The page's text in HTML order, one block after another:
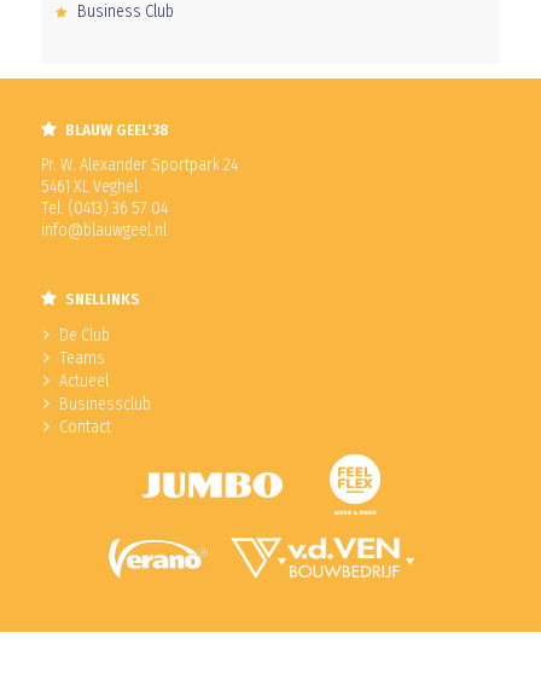
Business Club
BLAUW GEEL'38
Pr. W. Alexander Sportpark 24
5461 XL Veghel
Tel. (0413) 36 57 04
info@blauwgeel.nl
SNELLINKS
De Club
Teams
Actueel
Businessclub
Contact